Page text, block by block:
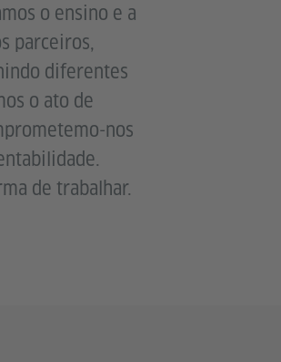
o ensino e a
parceiros,
diferentes
o ato de
nos
de trabalhar.